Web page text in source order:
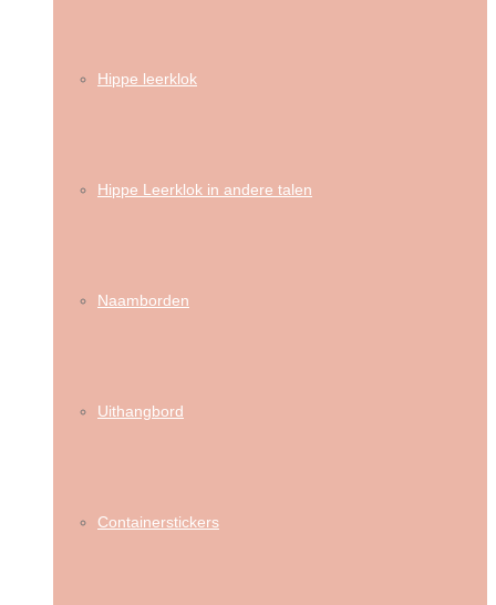
Hippe leerklok
Hippe Leerklok in andere talen
Naamborden
Uithangbord
Containerstickers